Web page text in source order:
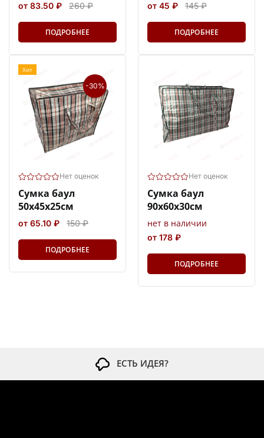
от 83.50 ₽ 260 ₽
ПОДРОБНЕЕ
от 45 ₽ 145 ₽
ПОДРОБНЕЕ
-30%
Хит
Нет оценок
Сумка баул
50х45х25см
от 65.10 ₽ 150 ₽
ПОДРОБНЕЕ
Нет оценок
Сумка баул
90х60х30см
нет в наличии
от 178 ₽
ПОДРОБНЕЕ
ЕСТЬ ИДЕЯ?